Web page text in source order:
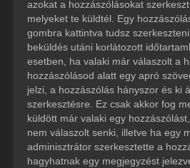
azokat a hozzászólásokat
melyeket te küldtél. Egy
gombra kattintva tudsz
beküldés utáni korlátozott
esetben, ha valaki már válaszolt a
hozzászólásod alatt egy apró
jelzi, a hozzászólás hányszor és ki
szerkesztésre. Ez csak akkor fog
küldött már valaki egy
nem válaszolt senki, illetve ha egy
adminisztrátor szerkesztette a
hagyhatnak egy megjegyzést